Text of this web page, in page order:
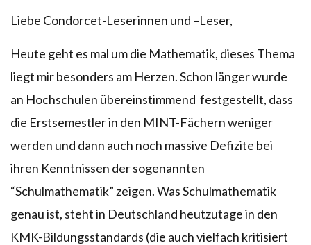
Liebe Condorcet-Leserinnen und –Leser,
Heute geht es mal um die Mathematik, dieses Thema
liegt mir besonders am Herzen. Schon länger wurde
an Hochschulen übereinstimmend festgestellt, dass
die Erstsemestler in den MINT-Fächern weniger
werden und dann auch noch massive Defizite bei
ihren Kenntnissen der sogenannten
“Schulmathematik” zeigen. Was Schulmathematik
genau ist, steht in Deutschland heutzutage in den
KMK-Bildungsstandards (die auch vielfach kritisiert